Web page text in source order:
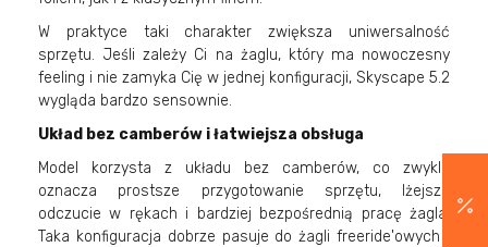
W praktyce taki charakter zwiększa uniwersalność
sprzętu. Jeśli zależy Ci na żaglu, który ma nowoczesny
feeling i nie zamyka Cię w jednej konfiguracji, Skyscape 5.2
wygląda bardzo sensownie.
Układ bez camberów i łatwiejsza obsługa
Model korzysta z układu bez camberów, co zwykle
oznacza prostsze przygotowanie sprzętu, lżejsze
odczucie w rękach i bardziej bezpośrednią pracę żagla.
Taka konfiguracja dobrze pasuje do żagli freeride'owych i